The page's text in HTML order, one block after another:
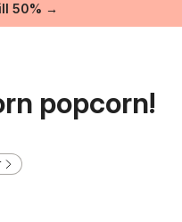
50% →
popcorn!